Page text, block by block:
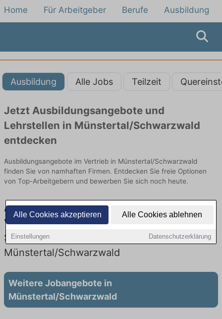
Alle Cookies akzeptieren Alle Cookies ablehnen
Einstellungen Datenschutzerklärung
Home Für Arbeitgeber Berufe Ausbildung
Ausbildung Alle Jobs Teilzeit
Jetzt Ausbildungsangebote und
Lehrstellen in Münstertal/Schwarzwald
entdecken
Ausbildungsangebote im Vertrieb in Münstertal/Schwarzwald
finden Sie von namhaften Firmen. Entdecken Sie freie Optionen
von Top-Arbeitgebern und bewerben Sie sich noch heute.
Ausbildung in Münstertal/Schwarzwald im
Vertrieb: Aktuell gibt es keine
Stellenangebote für Ausbildung in
Münstertal/Schwarzwald
Weitere Jobangebote in
Münstertal/Schwarzwald